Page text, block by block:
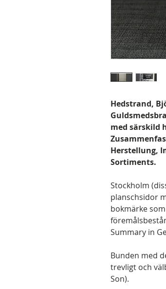
Hedstrand,
med särskild
Herstellung,
Sortiments.
Stockholm
planschsidor
bokmärke
Summary in
Bunden med
trevligt och
Son).